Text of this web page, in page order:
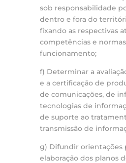
sob responsabilidade
dentro e fora do
fixando as respectivas
competências e
funcionamento;
f) Determinar a
e a certificação de
de comunicações, de
tecnologias de
de suporte ao
transmissão de
g) Difundir orientações
elaboração dos planos